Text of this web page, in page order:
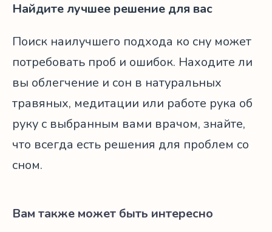
Найдите лучшее решение для вас
Поиск наилучшего подхода ко сну может
потребовать проб и ошибок. Находите ли
вы облегчение и сон в натуральных
травяных, медитации или работе рука об
руку с выбранным вами врачом, знайте,
что всегда есть решения для проблем со
сном.
Вам также может быть интересно